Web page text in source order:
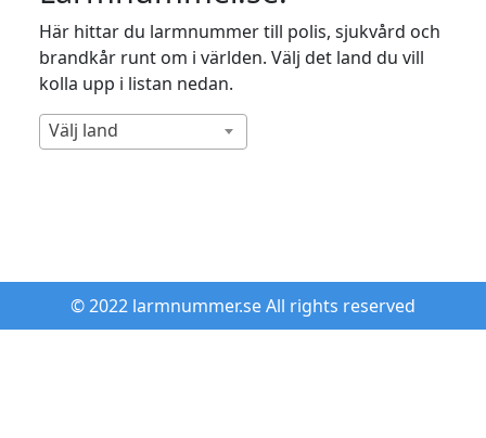
Här hittar du larmnummer till polis, sjukvård och
brandkår runt om i världen. Välj det land du vill
kolla upp i listan nedan.
Välj land
© 2022 larmnummer.se All rights reserved